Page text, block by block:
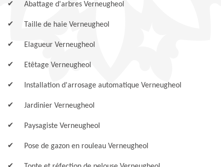
Abattage d'arbres Verneugheol
Taille de haie Verneugheol
Elagueur Verneugheol
Etêtage Verneugheol
Installation d'arrosage automatique Verneugheol
Jardinier Verneugheol
Paysagiste Verneugheol
Pose de gazon en rouleau Verneugheol